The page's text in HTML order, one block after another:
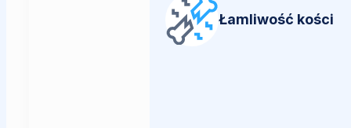
Łamliwość kości